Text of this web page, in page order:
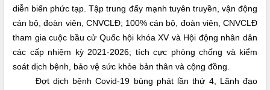
diễn biến phức tạp. Tập trung đẩy mạnh tuyên truyền, vận động
cán bộ, đoàn viên, CNVCLĐ; 100% cán bộ, đoàn viên, CNVCLĐ
tham gia cuộc bầu cử Quốc hội khóa XV và Hội động nhân dân
các cấp nhiệm kỳ 2021-2026; tích cực phòng chống và kiểm
soát dịch bệnh, bảo vệ sức khỏe bản thân và cộng đồng.
Đợt dịch bệnh Covid-19 bùng phát lần thứ 4, Lãnh đạo